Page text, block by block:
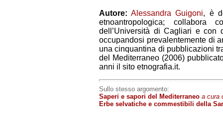
Autore: Alessandra Guigoni, è
etnoantropologica; collabora
dell’Università di Cagliari e con
occupandosi prevalentemente di
una cinquantina di pubblicazioni
del Mediterraneo (2006)
anni il sito etnografia.it.
Sullo stesso argomento:
Saperi e sapori del Mediterraneo a cura
Erbe selvatiche e commestibili della